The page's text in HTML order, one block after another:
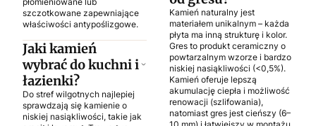
szczotkowane zapewniające
właściwości antypoślizgowe.
Jaki kamień
wybrać do kuchni i
łazienki?
Do stref wilgotnych najlepiej
sprawdzają się kamienie o
niskiej nasiąkliwości, takie jak
Kamień naturalny jest
materiałem unikalnym – każda
płyta ma inną strukturę i kolor.
Gres to produkt ceramiczny o
powtarzalnym wzorze i bardzo
niskiej nasiąkliwości (<0,5%).
Kamień oferuje lepszą
akumulację ciepła i możliwość
renowacji (szlifowania),
natomiast gres jest cieńszy (6–